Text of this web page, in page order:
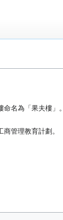
名為「果夫樓」。
管理教育計劃。